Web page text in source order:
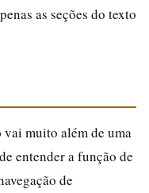
as seções do texto
vai muito além de uma
entender a função de
de